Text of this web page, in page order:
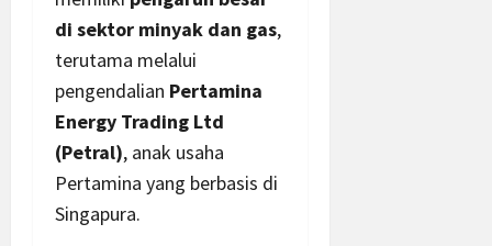
di sektor minyak dan gas,
terutama melalui
pengendalian Pertamina
Energy Trading Ltd
(Petral), anak usaha
Pertamina yang berbasis di
Singapura.